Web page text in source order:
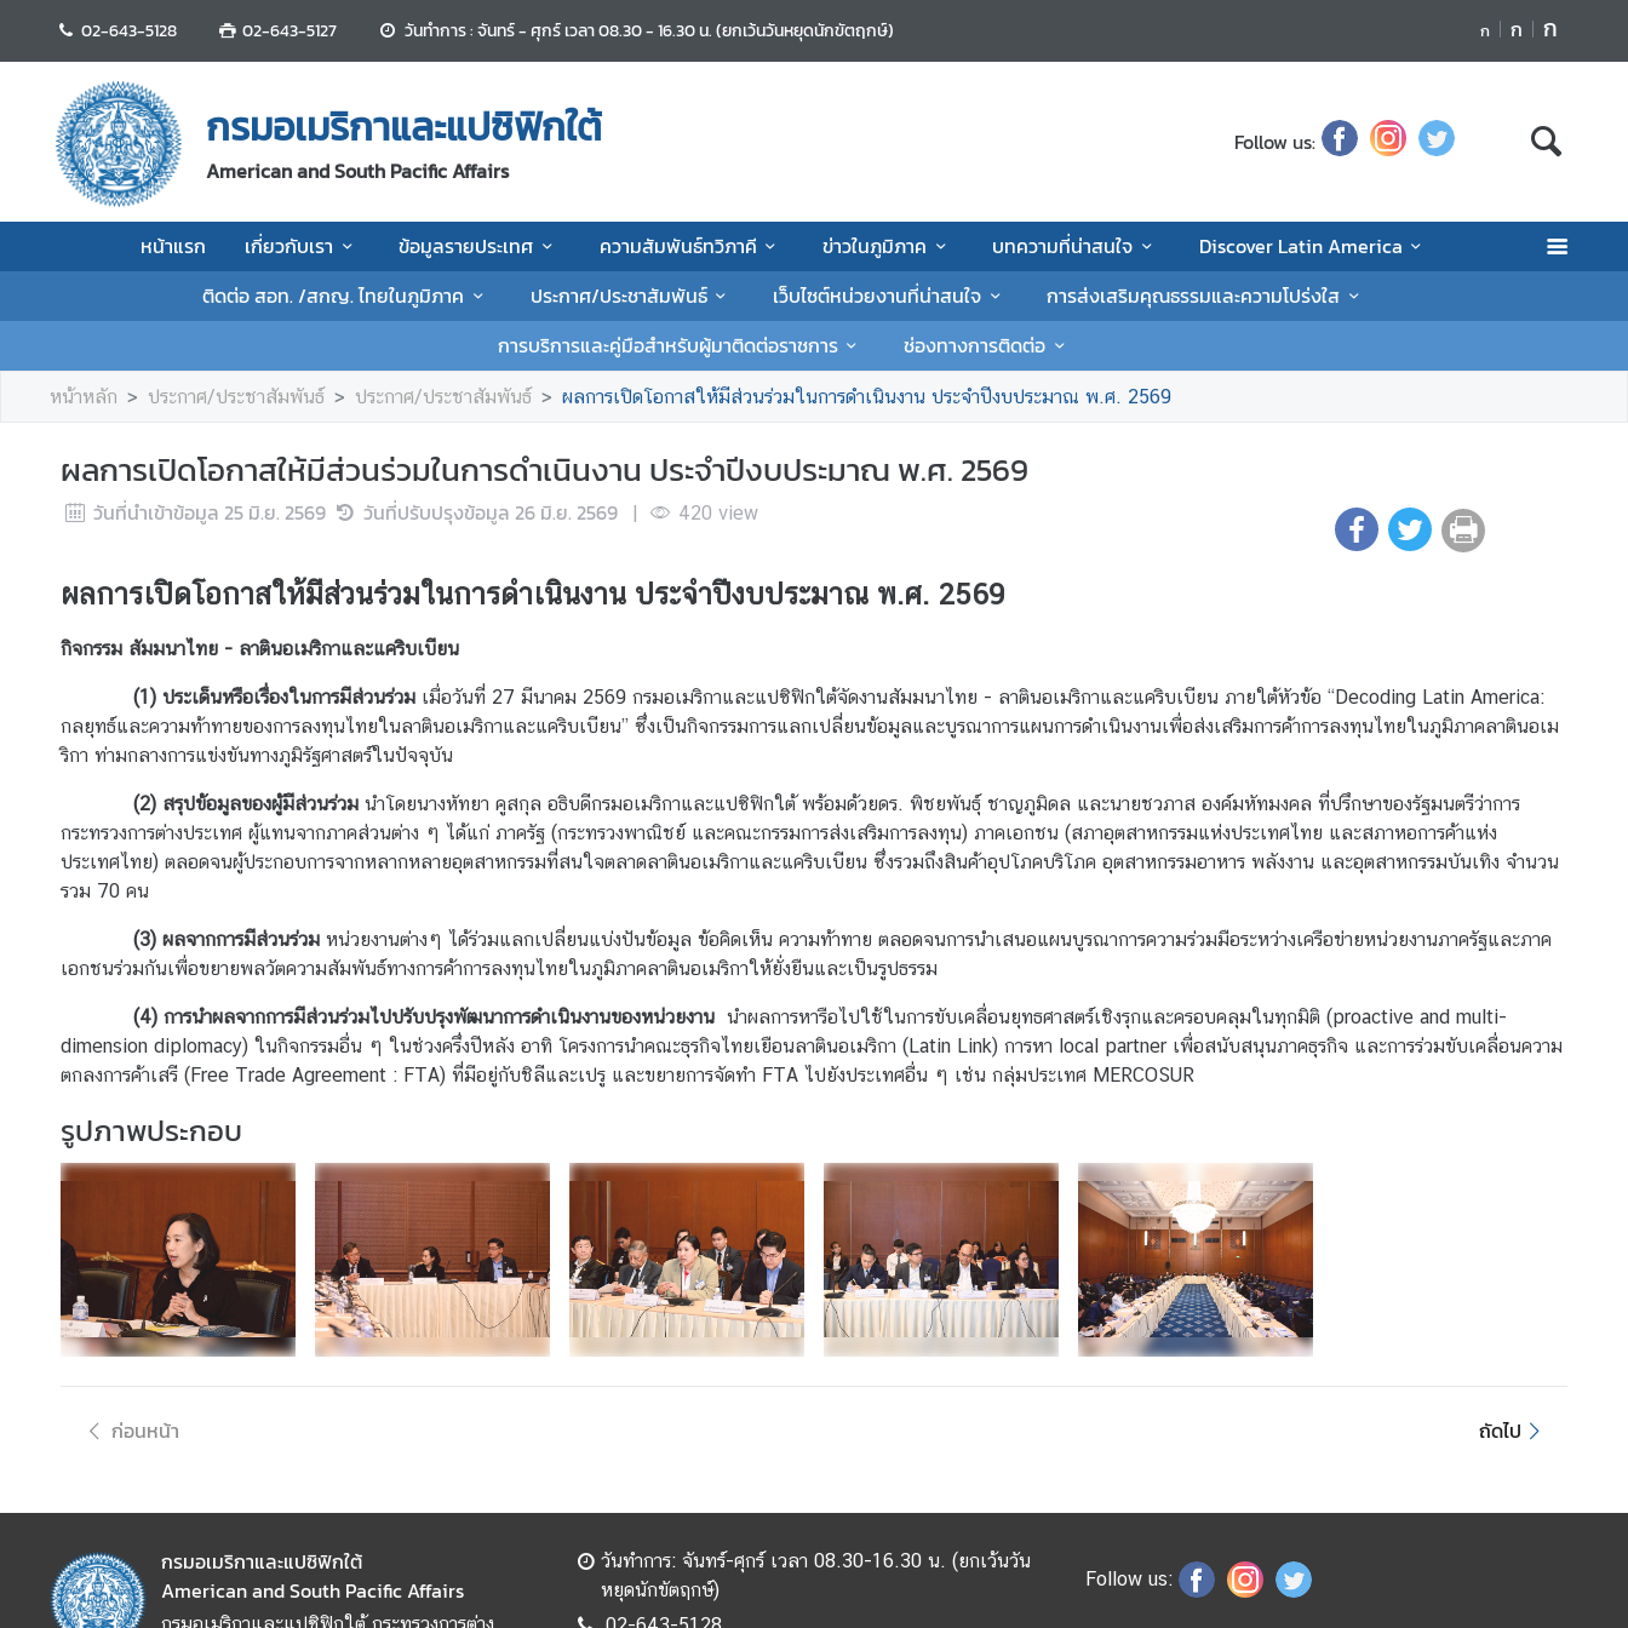
02-643-5128 02-643-5127 วันทำการ : จันทร์ - ศุกร์ เวลา 08.30 - 16.30 น. (ยกเว้นวันหยุดนักขัตฤกษ์) ก ก ก
กรมอเมริกาและแปซิฟิกใต้
American and South Pacific Affairs
Follow us:
หน้าแรก เกี่ยวกับเรา ข้อมูลรายประเทศ ความสัมพันธ์ทวิภาคี ข่าวในภูมิภาค บทความที่น่าสนใจ
Discover Latin America
ติดต่อ สอท. /สกญ. ไทยในภูมิภาค
ประกาศ/ประชาสัมพันธ์ เว็บไซต์หน่วยงานที่น่าสนใจ
การส่งเสริมคุณธรรมและความโปร่งใส
การบริการและคู่มือสำหรับผู้มาติดต่อราชการ
ช่องทางการติดต่อ
น้
า
แ
ก
เ
ว
กั
ร
า
ข้
มู
า
ย
ะ
ท
ว
า
สั
ม
พั
ธ์
ภ
น
ภู
หน้าหลัก ประกาศ/ประชาสัมพันธ์ ประกาศ/ประชาสัมพันธ์ ผลการเปิดโอกาสให้มีส่วนร่วมในการดำเนินงาน ประจำปีงบประมาณ พ.ศ. 2569
ผลการเปิดโอกาสให้มีส่วนร่วมในการดำเนินงาน ประจำปีงบประมาณ พ.ศ. 2569
วันที่นำเข้าข้อมูล 25 มิ.ย. 2569 วันที่ปรับปรุงข้อมูล 26 มิ.ย. 2569 | 420 view
ผลการเปิดโอกาสให้มีส่วนร่วมในการดำเนินงาน ประจำปีงบประมาณ พ.ศ. 2569
กิจกรรม สัมมนาไทย - ลาตินอเมริกาและแคริบเบียน
(1) ประเด็นหรือเรื่องในการมีส่วนร่วม เมื่อวันที่ 27 มีนาคม 2569 กรมอเมริกาและแปซิฟิกใต้จัดงานสัมมนาไทย - ลาตินอเมริกาและแคริบเบียน ภายใต้หัวข้อ “Decoding Latin America:
กลยุทธ์และความท้าทายของการลงทุนไทยในลาตินอเมริกาและแคริบเบียน” ซึ่งเป็นกิจกรรมการแลกเปลี่ยนข้อมูลและบูรณาการแผนการดำเนินงานเพื่อส่งเสริมการค้าการลงทุนไทยในภูมิภาคลาตินอเม
ริกา ท่ามกลางการแข่งขันทางภูมิรัฐศาสตร์ในปัจจุบัน
(2) สรุปข้อมูลของผู้มีส่วนร่วม นำโดยนางหัทยา คูสกุล อธิบดีกรมอเมริกาและแปซิฟิกใต้ พร้อมด้วยดร. พิชยพันธุ์ ชาญภูมิดล และนายชวภาส องค์มหัทมงคล ที่ปรึกษาของรัฐมนตรีว่าการ
กระทรวงการต่างประเทศ ผู้แทนจากภาคส่วนต่าง ๆ ได้แก่ ภาครัฐ (กระทรวงพาณิชย์ และคณะกรรมการส่งเสริมการลงทุน) ภาคเอกชน (สภาอุตสาหกรรมแห่งประเทศไทย และสภาหอการค้าแห่ง
ประเทศไทย) ตลอดจนผู้ประกอบการจากหลากหลายอุตสาหกรรมที่สนใจตลาดลาตินอเมริกาและแคริบเบียน ซึ่งรวมถึงสินค้าอุปโภคบริโภค อุตสาหกรรมอาหาร พลังงาน และอุตสาหกรรมบันเทิง จำนวน
รวม 70 คน
(3) ผลจากการมีส่วนร่วม หน่วยงานต่างๆ ได้ร่วมแลกเปลี่ยนแบ่งปันข้อมูล ข้อคิดเห็น ความท้าทาย ตลอดจนการนำเสนอแผนบูรณาการความร่วมมือระหว่างเครือข่ายหน่วยงานภาครัฐและภาค
เอกชนร่วมกันเพื่อขยายพลวัตความสัมพันธ์ทางการค้าการลงทุนไทยในภูมิภาคลาตินอเมริกาให้ยั่งยืนและเป็นรูปธรรม
(4) การนำผลจากการมีส่วนร่วมไปปรับปรุงพัฒนาการดำเนินงานของหน่วยงาน นำผลการหารือไปใช้ในการขับเคลื่อนยุทธศาสตร์เชิงรุกและครอบคลุมในทุกมิติ (proactive and multi-
dimension diplomacy) ในกิจกรรมอื่น ๆ ในช่วงครึ่งปีหลัง อาทิ โครงการนำคณะธุรกิจไทยเยือนลาตินอเมริกา (Latin Link) การหา local partner เพื่อสนับสนุนภาคธุรกิจ และการร่วมขับเคลื่อนความ
ตกลงการค้าเสรี (Free Trade Agreement : FTA) ที่มีอยู่กับชิลีและเปรู และขยายการจัดทำ FTA ไปยังประเทศอื่น ๆ เช่น กลุ่มประเทศ MERCOSUR
รูปภาพประกอบ
ก่อนหน้า ถัดไป
กรมอเมริกาและแปซิฟิกใต้
American and South Pacific Affairs
กรมอเมริกาและแปซิฟิกใต้ กระทรวงการต่าง
วันทำการ: จันทร์-ศุกร์ เวลา 08.30-16.30 น. (ยกเว้นวัน
หยุดนักขัตฤกษ์)
Follow us: